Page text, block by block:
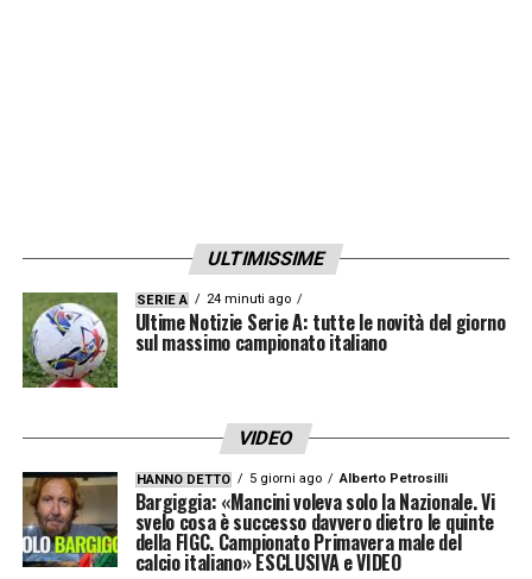
ULTIMISSIME
SERIE A 24 minuti ago
Ultime Notizie Serie A: tutte le novità del giorno
sul massimo campionato italiano
VIDEO
HANNO DETTO 5 giorni ago Alberto Petrosilli
Bargiggia: «Mancini voleva solo la Nazionale. Vi
svelo cosa è successo davvero dietro le quinte
della FIGC. Campionato Primavera male del
calcio italiano» ESCLUSIVA e VIDEO